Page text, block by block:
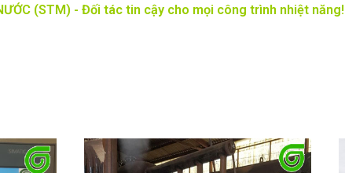
NƯỚC (STM) - Đối tác tin cậy cho mọi công trình nhiệt năng!